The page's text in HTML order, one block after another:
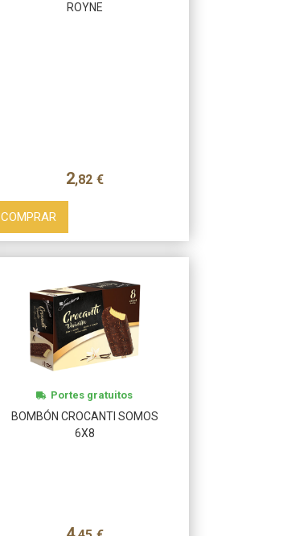
ROYNE
2,82 €
COMPRAR
BOMBÓN CROCANTI SOMOS
6X8
Portes gratuitos